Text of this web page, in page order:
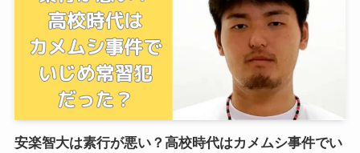
安楽智大は素行が悪い？高校時代はカメムシ事件でい